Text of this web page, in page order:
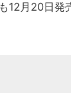
12月20日発